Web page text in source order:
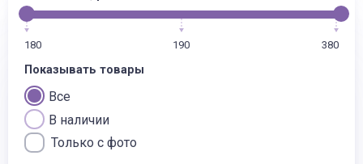
180 190 380
Показывать товары
Все
В наличии
Только с фото